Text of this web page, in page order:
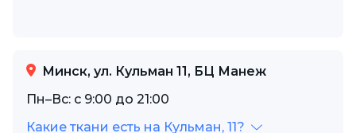
Минск, ул. Кульман 11, БЦ Манеж
Пн–Вс: с 9:00 до 21:00
Какие ткани есть на Кульман, 11?